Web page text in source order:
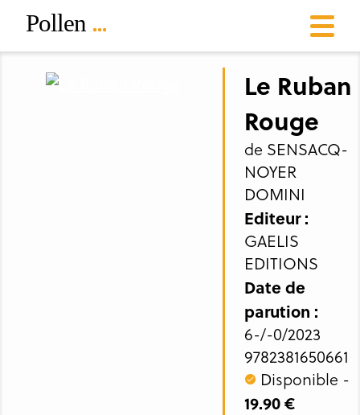
Le Ruban
Rouge
de SENSACQ-
NOYER
DOMINI
Editeur :
GAELIS
EDITIONS
Date de
parution :
6-/-0/2023
9782381650661
Disponible -
19.90 €